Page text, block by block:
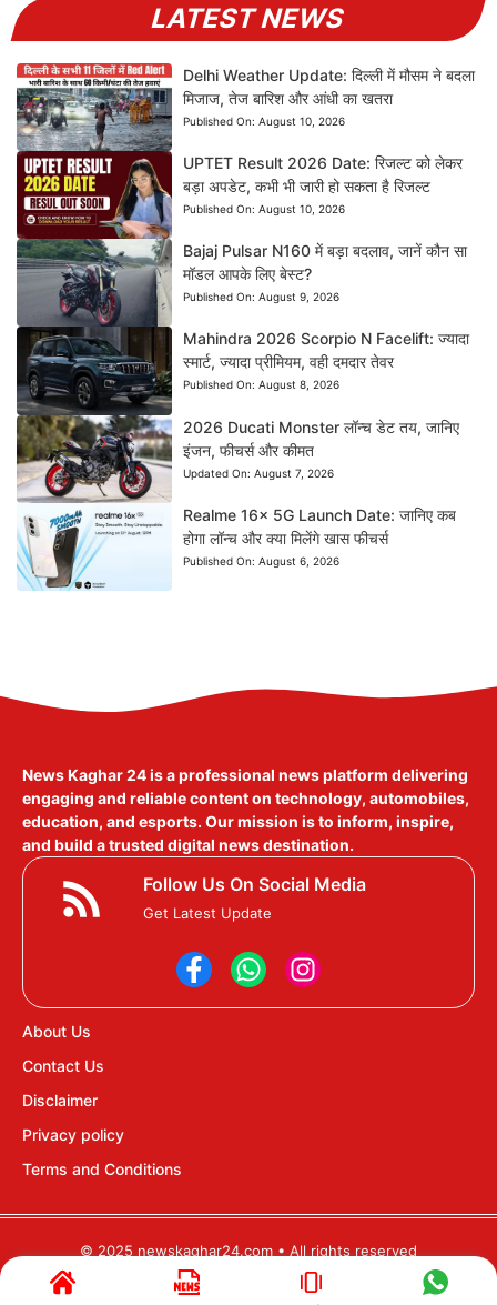
LATEST NEWS
Delhi Weather Update: दिल्ली में मौसम ने बदला
मिजाज, तेज बारिश और आंधी का खतरा
Published On: August 10, 2026
UPTET Result 2026 Date: रिजल्ट को लेकर
बड़ा अपडेट, कभी भी जारी हो सकता है रिजल्ट
Published On: August 10, 2026
Bajaj Pulsar N160 में बड़ा बदलाव, जानें कौन सा
मॉडल आपके लिए बेस्ट?
Published On: August 9, 2026
Mahindra 2026 Scorpio N Facelift: ज्यादा
स्मार्ट, ज्यादा प्रीमियम, वही दमदार तेवर
Published On: August 8, 2026
2026 Ducati Monster लॉन्च डेट तय, जानिए
इंजन, फीचर्स और कीमत
Updated On: August 7, 2026
Realme 16x 5G Launch Date: जानिए कब
होगा लॉन्च और क्या मिलेंगे खास फीचर्स
Published On: August 6, 2026
News Kaghar 24is a professional news platform delivering
engaging and reliable content on technology, automobiles,
education, and esports. Our mission is to inform, inspire,
and build a trusted digital news destination.
Follow Us On Social Media
Get Latest Update
About Us
Contact Us
Disclaimer
Privacy policy
Terms and Conditions
© 2025 newskaghar24.com • All rights reserved